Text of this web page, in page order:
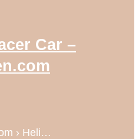
Car –
› Heli…